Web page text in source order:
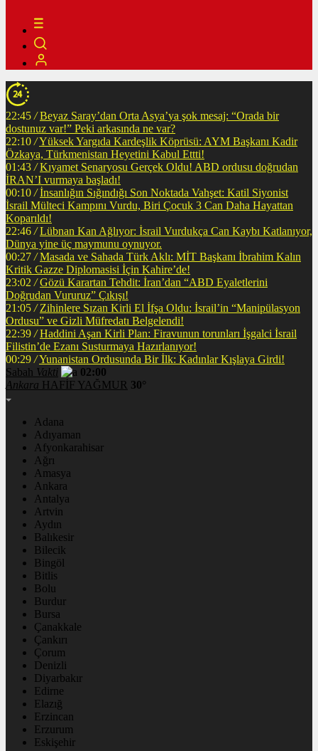
22:45 / Beyaz Saray’dan Orta Asya’ya şok mesaj: “Orada bir
dostunuz var!” Peki arkasında ne var?
22:10 /Yüksek Yargıda Kardeşlik Köprüsü: AYM Başkanı Kadir
Özkaya, Türkmenistan Heyetini Kabul Ettti!
01:43 / Kıyamet Senaryosu Gerçek Oldu! ABD ordusu doğrudan
İRAN’I vurmaya başladı!
00:10 / İnsanlığın Sığındığı Son Noktada Vahşet: Katil Siyonist
İsrail Mülteci Kampını Vurdu, Biri Çocuk 3 Can Daha Hayattan
Koparıldı!
22:46 / Lübnan Kan Ağlıyor: İsrail Vurdukça Can Kaybı Katlanıyor,
Dünya yine üç maymunu oynuyor.
00:27 / Masada ve Sahada Türk Aklı: MİT Başkanı İbrahim Kalın
Kritik Gazze Diplomasisi İçin Kahire’de!
23:02 / Gözü Karartan Tehdit: İran’dan “ABD Eyaletlerini
Doğrudan Vururuz” Çıkışı!
21:05 / Zihinlere Sızan Kirli El İfşa Oldu: İsrail’in “Manipülasyon
Ordusu” ve Gizli Müfredatı Belgelendi!
22:39 / Haddini Aşan Kirli Plan: Firavunun torunları İşgalci İsrail
Filistin’de Ezanı Susturmaya Hazırlanıyor!
00:29 /Yunanistan Ordusunda Bir İlk: Kadınlar Kışlaya Girdi!
Sabah Vakti
02:00
Ankara HAFİF YAĞMUR 30°
Adana
Adıyaman
Afyonkarahisar
Ağrı
Amasya
Ankara
Antalya
Artvin
Aydın
Balıkesir
Bilecik
Bingöl
Bitlis
Bolu
Burdur
Bursa
Çanakkale
Çankırı
Çorum
Denizli
Diyarbakır
Edirne
Elazığ
Erzincan
Erzurum
Eskişehir